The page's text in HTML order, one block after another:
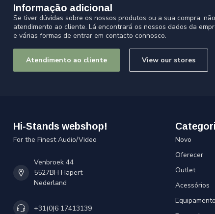
Informação adicional
Se tiver dúvidas sobre os nossos produtos ou a sua compra,
atendimento ao cliente. Lá encontrará os nossos dados da
e várias formas de entrar em contacto connosco.
Atendimento ao cliente View our stores
Hi-Stands webshop!
For the Finest Audio/Video
Venbroek 44
5527BH Hapert
Nederland
+31(0)6 17413139
Novo
Oferecer
Outlet
Acessórios
Equipamento